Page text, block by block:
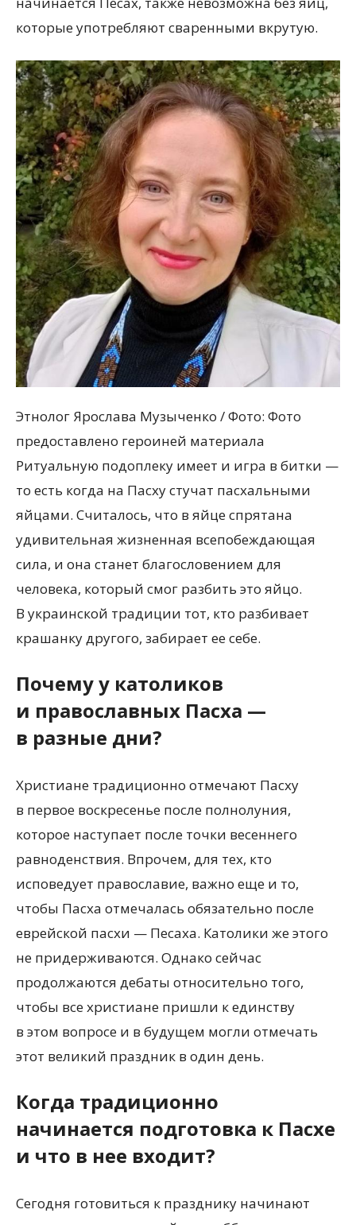
которые употребляют сваренными вкрутую.
Этнолог Ярослава Музыченко / Фото: Фото
предоставлено героиней материала
Ритуальную подоплеку имеет и игра в битки —
то есть когда на Пасху стучат пасхальными
яйцами. Считалось, что в яйце спрятана
удивительная жизненная всепобеждающая
сила, и она станет благословением для
человека, который смог разбить это яйцо.
В украинской традиции тот, кто разбивает
крашанку другого, забирает ее себе.
Почему у католиков
и православных Пасха —
в разные дни?
Христиане традиционно отмечают Пасху
в первое воскресенье после полнолуния,
которое наступает после точки весеннего
равноденствия. Впрочем, для тех, кто
исповедует православие, важно еще и то,
чтобы Пасха отмечалась обязательно после
еврейской пасхи — Песаха. Католики же этого
не придерживаются. Однако сейчас
продолжаются дебаты относительно того,
чтобы все христиане пришли к единству
в этом вопросе и в будущем могли отмечать
этот великий праздник в один день.
Когда традиционно
начинается подготовка к Пасхе
и что в нее входит?
Сегодня готовиться к празднику начинают